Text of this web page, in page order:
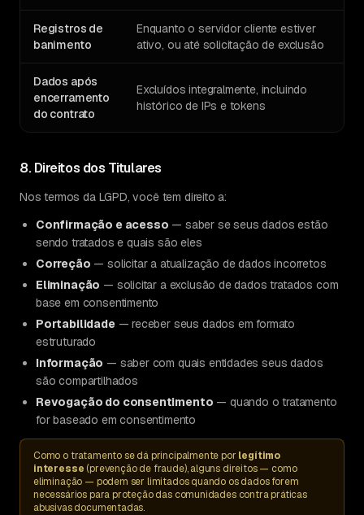
Registros de
banimento
Enquanto o servidor cliente estiver
ativo, ou até solicitação de exclusão
Dados após
encerramento
do contrato
Excluídos integralmente, incluindo
histórico de IPs e tokens
8. Direitos dos Titulares
Nos termos da LGPD, você tem direito a:
Confirmação e acesso — saber se seus dados estão
sendo tratados e quais são eles
Correção — solicitar a atualização de dados incorretos
Eliminação — solicitar a exclusão de dados tratados com
base em consentimento
Portabilidade — receber seus dados em formato
estruturado
Informação — saber com quais entidades seus dados
são compartilhados
Revogação do consentimento — quando o tratamento
for baseado em consentimento
Como o tratamento se dá principalmente por legítimo
interesse (prevenção de fraude), alguns direitos — como
eliminação — podem ser limitados quando os dados forem
necessários para proteção das comunidades contra práticas
abusivas documentadas.